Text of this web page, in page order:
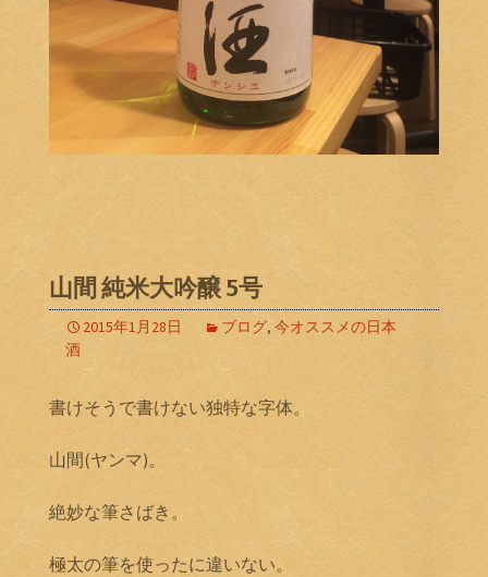
山間 純米大吟醸 5号
2015年1月28日 ブログ, 今オススメの日本
酒
書けそうで書けない独特な字体。
山間(ヤンマ)。
絶妙な筆さばき。
極太の筆を使ったに違いない。